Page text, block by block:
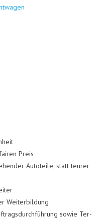
Preis
Auto­tei­le, statt teu­rer
Wei­ter­bil­dung
sowie Ter­